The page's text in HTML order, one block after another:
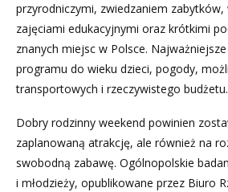
przyrodniczymi, zwiedzaniem
zajęciami edukacyjnymi oraz krótkimi
znanych miejsc w Polsce.
programu do wieku dzieci, pogody,
transportowych i rzeczywistego budżetu.
Dobry rodzinny weekend powinien
zaplanowaną atrakcję, ale również na
swobodną zabawę. Ogólnopolskie
i młodzieży, opublikowane przez Biuro